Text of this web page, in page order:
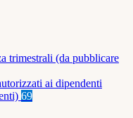
trimestrali (da pubblicare
ai dipendenti
69